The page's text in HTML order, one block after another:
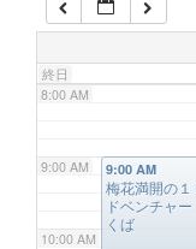
終日
7:00 AM
8:00 AM
9:00 AM
10:00 AM
9:00 AM
梅花満開の
ドベンチャー
くば